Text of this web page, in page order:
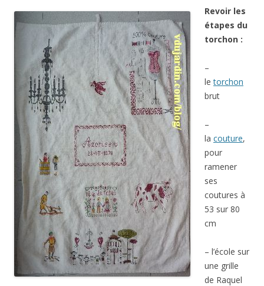
Revoir les
étapes du
torchon :
–
letorchon
brut
–
la couture,
pour
ramener
ses
coutures à
53 sur 80
cm
– l’école sur
une grille
de Raquel